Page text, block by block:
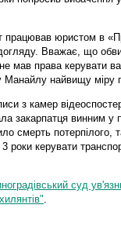
працював юристом в
догляду. Вважає, що
мав права керувати
Манайлу найвищу міру
з камер
закарпатця винним у
смерть потерпілого,
роки керувати
суд